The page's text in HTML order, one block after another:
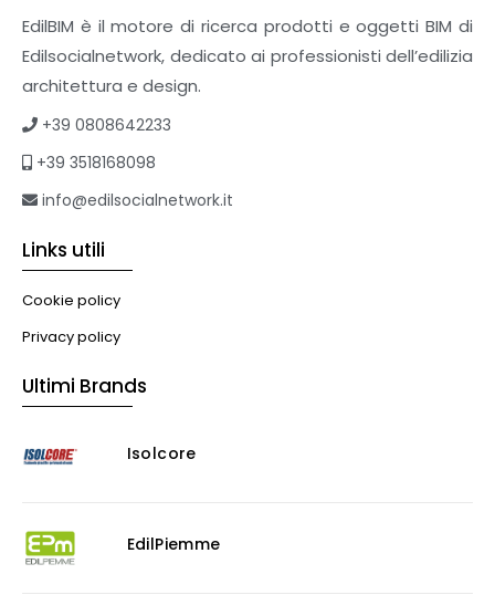
Sistemi giardini pensili
Supporti per esterni
Tetti verdi
eBook
Formazione professionale
Illuminazione
Murature
Risanamento E Restauro
Consolidanti
EdilBIM è il motore di ricerca prodotti e oggetti BIM di
Edilsocialnetwork, dedicato ai professionisti dell’edilizia
architettura e design.
+39 0808642233
+39 3518168098
info@edilsocialnetwork.it
Links utili
Cookie policy
Privacy policy
Ultimi Brands
Isolcore
EdilPiemme